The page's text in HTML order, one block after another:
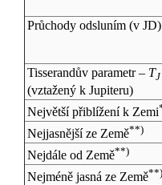
Průchody odsluním (v JD)
Tisserandův parametr – TJ
(vztažený k Jupiteru)
Největší přiblížení k Zemi
Nejjasnější ze Země**)
Nejdále od Země**)
Nejméně jasná ze Země**)